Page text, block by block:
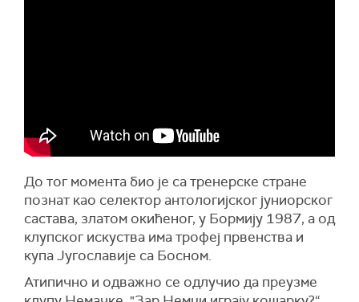
До тог момента био је са тренерске стране
познат као селектор антологијског јуниорског
састава, златом окићеног, у Бормију 1987, а од
клупског искуства има трофеј првенства и
купа Југославије са Босном.
Атипично и одважно се одлучио да преузме